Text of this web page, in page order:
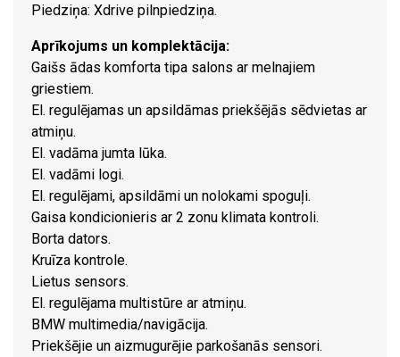
Piedziņa: Xdrive pilnpiedziņa.
Aprīkojums un komplektācija:
Gaišs ādas komforta tipa salons ar melnajiem
griestiem.
El. regulējamas un apsildāmas priekšējās sēdvietas ar
atmiņu.
El. vadāma jumta lūka.
El. vadāmi logi.
El. regulējami, apsildāmi un nolokami spoguļi.
Gaisa kondicionieris ar 2 zonu klimata kontroli.
Borta dators.
Kruīza kontrole.
Lietus sensors.
El. regulējama multistūre ar atmiņu.
BMW multimedia/navigācija.
Priekšējie un aizmugurējie parkošanās sensori.